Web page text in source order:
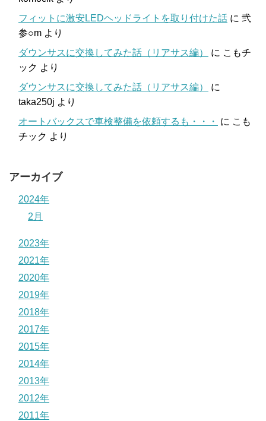
フィットに激安LEDヘッドライトを取り付けた話 に 弐
参○m より
ダウンサスに交換してみた話（リアサス編）
に こもチ
ック より
ダウンサスに交換してみた話（リアサス編）
に
taka250j より
オートバックスで車検整備を依頼するも・・・
に こも
チック より
アーカイブ
2024年
2月
2023年
2021年
2020年
2019年
2018年
2017年
2015年
2014年
2013年
2012年
2011年